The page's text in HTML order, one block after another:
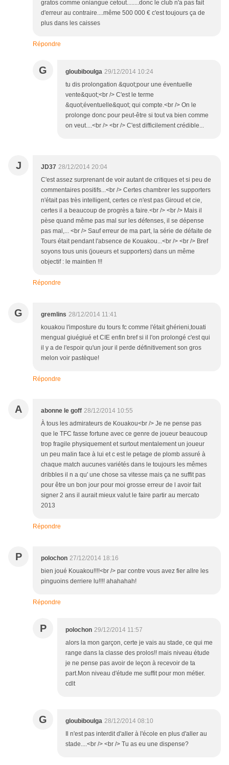
gratos comme oniangue cetout........donc le club n'a pas fait
d'erreur au contraire....même 500 000 € c'est toujours ça de
plus dans les caisses
Répondre
G gloubiboulga 29/12/2014 10:24
tu dis prolongation &quot;pour une éventuelle
vente&quot;<br /> C'est le terme
&quot;éventuelle&quot; qui compte.<br /> On le
prolonge donc pour peut-être si tout va bien comme
on veut....<br /> <br /> C'est difficilement crédible...
J JD37 28/12/2014 20:04
C'est assez surprenant de voir autant de critiques et si peu de
commentaires positifs...<br /> Certes chambrer les supporters
n'était pas très intelligent, certes ce n'est pas Giroud et cie,
certes il a beaucoup de progrès a faire.<br /> <br /> Mais il
pèse quand même pas mal sur les défenses, il se dépense
pas mal,... <br /> Sauf erreur de ma part, la série de défaite de
Tours était pendant l'absence de Kouakou...<br /> <br /> Bref
soyons tous unis (joueurs et supporters) dans un même
objectif : le maintien !!!
Répondre
G gremlins 28/12/2014 11:41
kouakou l'imposture du tours fc comme l'était ghérieni,touati
mengual giuégiué et CIE enfin bref si il l'on prolongé c'est qui
il y a de l'espoir qu'un jour il perde définitivement son gros
melon voir pastèque!
Répondre
A abonne le goff 28/12/2014 10:55
À tous les admirateurs de Kouakou<br /> Je ne pense pas
que le TFC fasse fortune avec ce genre de joueur beaucoup
trop fragile physiquement et surtout mentalement un joueur
un peu malin face à lui et c est le petage de plomb assuré à
chaque match aucunes variétés dans le toujours les mêmes
dribbles il n a qu' une chose sa vitesse mais ça ne suffit pas
pour être un bon jour pour moi grosse erreur de l avoir fait
signer 2 ans il aurait mieux valut le faire partir au mercato
2013
Répondre
P polochon 27/12/2014 18:16
bien joué Kouakou!!!!<br /> par contre vous avez fier allre les
pinguoins derriere lu!!!! ahahahah!
Répondre
P polochon 29/12/2014 11:57
alors la mon garçon, certe je vais au stade, ce qui me
range dans la classe des prolos!! mais niveau étude
je ne pense pas avoir de leçon à recevoir de ta
part.Mon niveau d'étude me suffit pour mon métier.
cdlt
G gloubiboulga 28/12/2014 08:10
Il n'est pas interdit d'aller à l'école en plus d'aller au
stade....<br /> <br /> Tu as eu une dispense?